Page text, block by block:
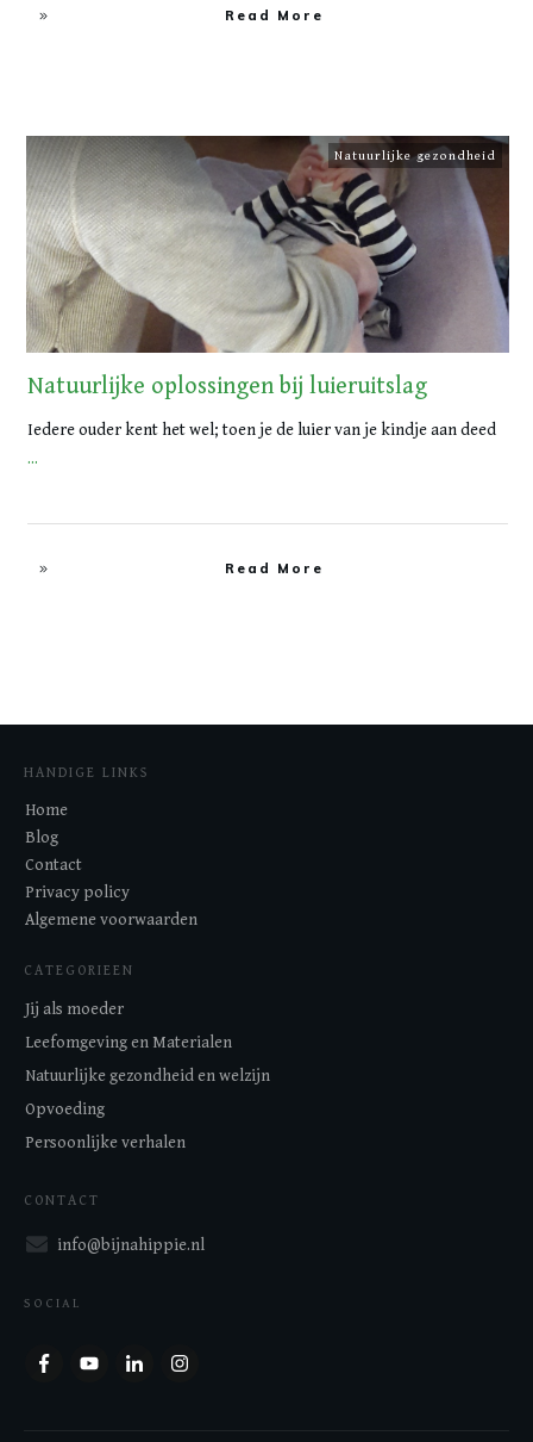
Read More
Natuurlijke gezondheid
Natuurlijke oplossingen bij luieruitslag
Iedere ouder kent het wel; toen je de luier van je kindje aan deed
...
Read More
HANDIGE LINKS
Home
Blog
Contact
Privacy policy
Algemene voorwaarden
CATEGORIEEN
Jij als moeder
Leefomgeving en Materialen
Natuurlijke gezondheid en welzijn
Opvoeding
Persoonlijke verhalen
CONTACT
info@bijnahippie.nl
SOCIAL